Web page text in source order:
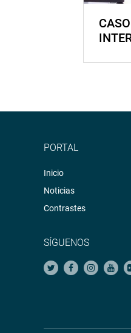
PORTAL
Inicio
Noticias
Contrastes
SÍGUENOS